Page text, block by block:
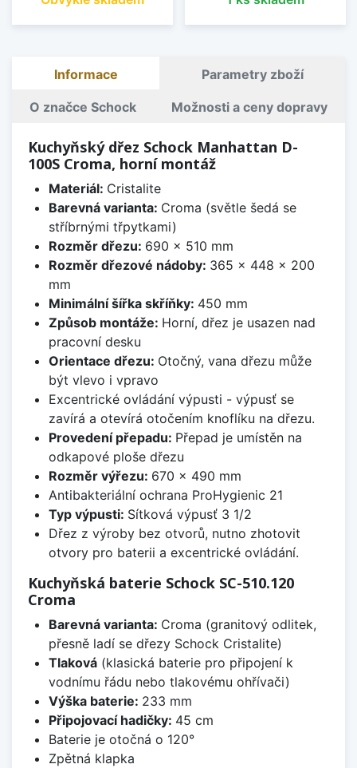
Informace Parametry zboží
O značce Schock Možnosti a ceny dopravy
Kuchyňský dřez Schock Manhattan D-
100S Croma, horní montáž
Materiál: Cristalite
Barevná varianta: Croma (světle šedá se
stříbrnými třpytkami)
Rozměr dřezu: 690 x 510 mm
Rozměr dřezové nádoby: 365 x 448 x 200
mm
Minimální šířka skříňky: 450 mm
Způsob montáže: Horní, dřez je usazen nad
pracovní desku
Orientace dřezu: Otočný, vana dřezu může
být vlevo i vpravo
Excentrické ovládání výpusti - výpusť se
zavírá a otevírá otočením knoflíku na dřezu.
Provedení přepadu: Přepad je umístěn na
odkapové ploše dřezu
Rozměr výřezu: 670 x 490 mm
Antibakteriální ochrana ProHygienic 21
Typ výpusti: Sítková výpusť 3 1/2
Dřez z výroby bez otvorů, nutno zhotovit
otvory pro baterii a excentrické ovládání.
Kuchyňská baterie Schock SC-510.120
Croma
Barevná varianta: Croma (granitový odlitek,
přesně ladí se dřezy Schock Cristalite)
Tlaková(klasická baterie pro připojení k
vodnímu řádu nebo tlakovému ohřívači)
Výška baterie: 233 mm
Připojovací hadičky: 45 cm
Baterie je otočná o 120°
Zpětná klapka